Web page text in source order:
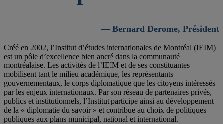
— Bernard Derome, Président
Créé en 2002, l’Institut d’études internationales de Montréal (IEIM)
est un pôle d’excellence bien ancré dans la communauté
montréalaise. Les activités de l’IEIM et de ses constituantes
mobilisent tant le milieu académique, les représentants
gouvernementaux, le corps diplomatique que les citoyens intéressés
par les enjeux internationaux. Par son réseau de partenaires privés,
publics et institutionnels, l’Institut participe ainsi au développement
de la « diplomatie du savoir » et contribue au choix de politiques
publiques aux plans municipal, national et international.